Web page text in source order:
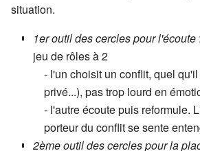
situation.
1er outil des cercles pour l'écoute :
jeu de rôles à 2
- l'un choisit un conflit, quel
privé...), pas trop lourd en
- l'autre écoute puis reformule.
porteur du conflit se sente
2ème outil des cercles pour la